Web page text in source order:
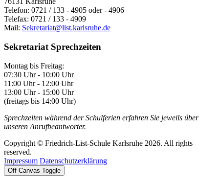
Telefon: 0721 / 133 - 4905 oder - 4906
Telefax: 0721 / 133 - 4909
Mail: Sekretariat@list.karlsruhe.de
Sekretariat Sprechzeiten
Montag bis Freitag:
07:30 Uhr - 10:00 Uhr
11:00 Uhr - 12:00 Uhr
13:00 Uhr - 15:00 Uhr
(freitags bis 14:00 Uhr)
Sprechzeiten während der Schulferien erfahren Sie jeweils über
unseren Anrufbeantworter.
Copyright © Friedrich-List-Schule Karlsruhe 2026. All rights
reserved.
Impressum Datenschutzerklärung
Off-Canvas Toggle